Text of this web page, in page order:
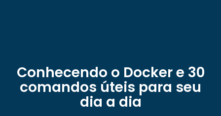
Conhecendo o Docker e 30
comandos úteis para seu
dia a dia